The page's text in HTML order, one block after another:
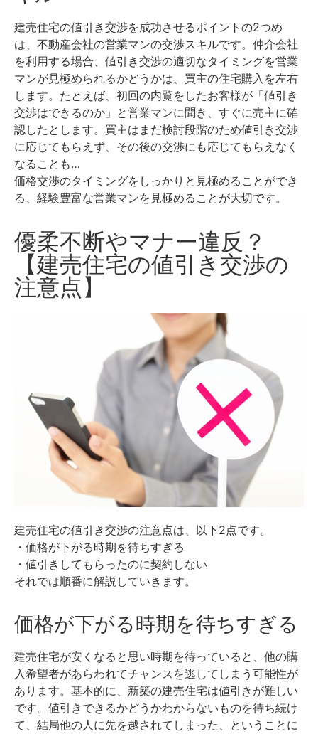
建売住宅の値引き交渉を成功させるポイントの2つめ
は、不動産会社の営業マンの交渉スキルです。 仲介会社
を利用する場合、値引き交渉の適切なタイミングを営業
マンが見極められるかどうかは、買主の住宅購入を左右
します。 たとえば、初回の内覧をしたお客様が「値引き
交渉はできるのか」と営業マンに聞き、すぐに売主に確
認したとします。買主はまだ検討段階のため値引き交渉
に応じてもらえず、その後の交渉にも応じてもらえなく
なることも…
価格交渉のタイミングをしっかりと見極めることができ
る、経験豊富な営業マンを見極めることが大切です。
優柔不断やマナー違反？
【建売住宅の値引き交渉の
注意点】
建売住宅の値引き交渉の注意点は、以下2点です。
・価格が下がる時期を待ちすぎる
・値引きしてもらったのに契約しない
それでは順番に解説していきます。
価格が下がる時期を待ちすぎる
建売住宅が安くなると思い時期を待っていると、他の購
入希望者があらわれてチャンスを逃してしまう可能性が
あります。 基本的に、新築の建売住宅は値引きが難しい
です。値引きできるかどうかわからないものを待ち続け
て、結局他の人に先を越されてしまった、ということに